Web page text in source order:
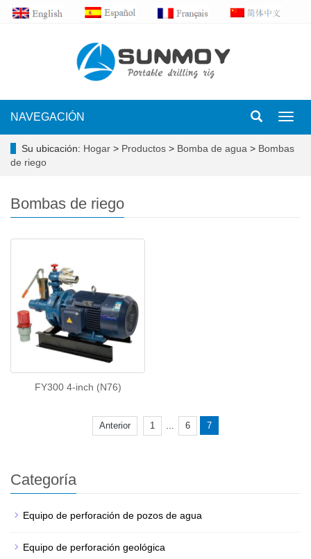
NAVEGACIÓN
Su ubicación: Hogar > Productos > Bomba de agua > Bombas
de riego
Bombas de riego
FY300 4-inch (N76)
Anterior 1 6 7
Categoría
Equipo de perforación de pozos de agua
Equipo de perforación geológica